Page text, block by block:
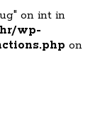
on int in
wp-
on